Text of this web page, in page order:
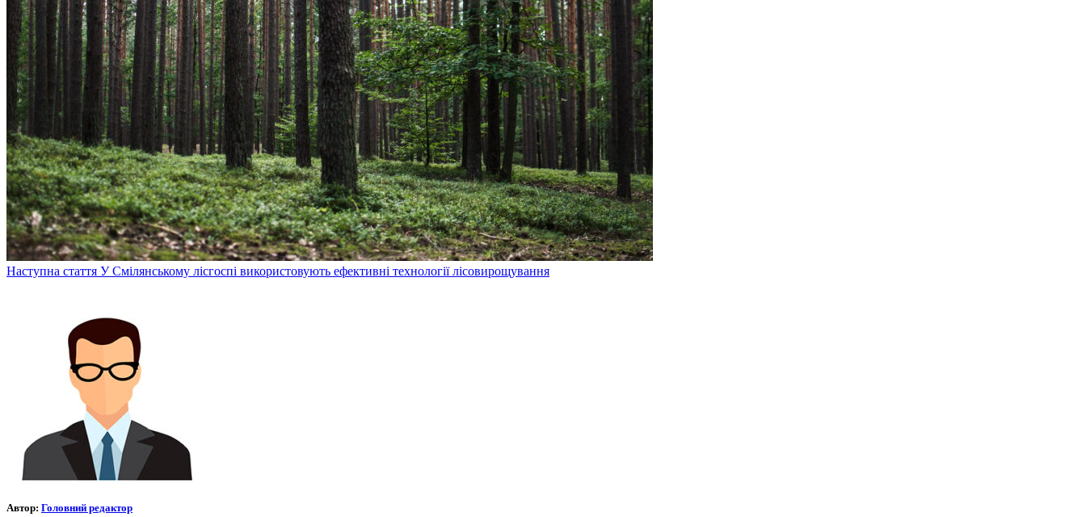
Наступна стаття У Смілянському лісгоспі використовують ефективні технології лісовирощування
Автор: Головний редактор